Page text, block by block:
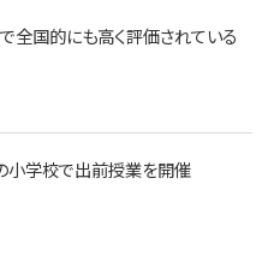
全国的にも高く評価されている
小学校で出前授業を開催